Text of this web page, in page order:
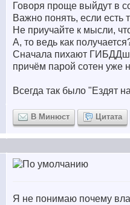
Говоря проще выйдут в
Важно понять, если есть
Не приучайте к мысли,
А, то ведь как
Сначала пихают
причём парой сотен уже
Всегда так было "Ездят
В Минюст Цитата
Я не понимаю почему